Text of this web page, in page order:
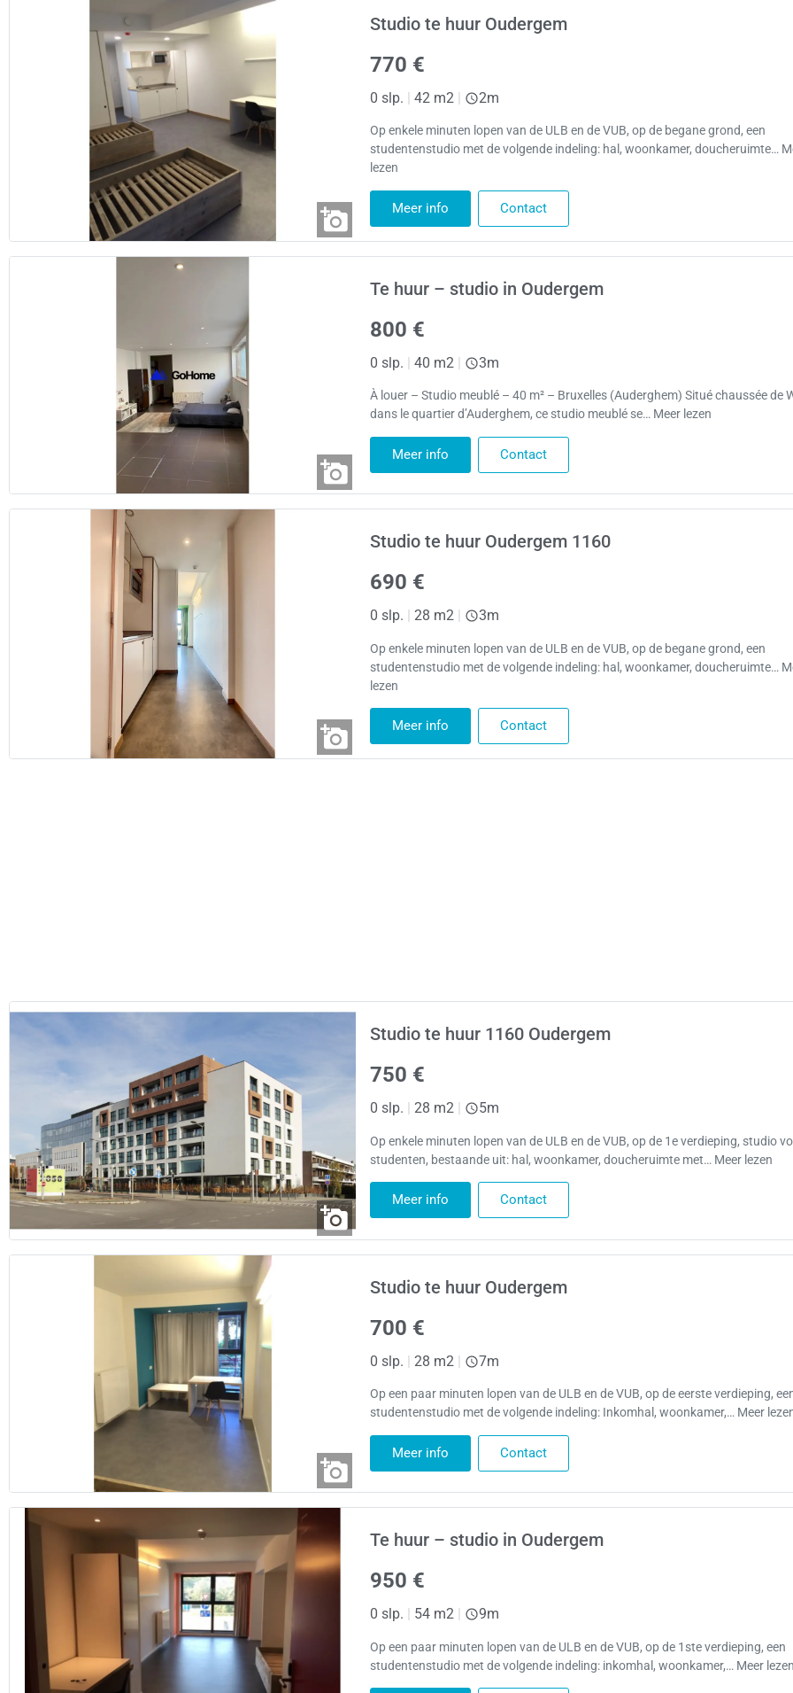
Studio te huur Oudergem
770 €
0 slp. | 42 m2 | 2m
Op enkele minuten lopen van de ULB en de VUB, op de begane grond, een
studentenstudio met de volgende indeling: hal, woonkamer, doucheruimte…
lezen
Meer info Contact
Te huur – studio in Oudergem
800 €
0 slp. | 40 m2 | 3m
À louer – Studio meublé – 40 m² – Bruxelles (Auderghem) Situé chaussée de
dans le quartier d’Auderghem, ce studio meublé se… Meer lezen
Meer info Contact
Studio te huur Oudergem 1160
690 €
0 slp. 28 m2 3m
Op enkele minuten lopen van de ULB en de VUB, op de begane grond, een
studentenstudio met de volgende indeling: hal, woonkamer, doucheruimte…
lezen
Meer info Contact
Studio te huur 1160 Oudergem
750 €
0 slp. 28 m2 5m
Op enkele minuten lopen van de ULB en de VUB, op de 1e verdieping, studio
studenten, bestaande uit: hal, woonkamer, doucheruimte met… Meer lezen
Meer info Contact
Studio te huur Oudergem
700 €
0 slp. | 28 m2 | 7m
Op een paar minuten lopen van de ULB en de VUB, op de eerste verdieping,
studentenstudio met de volgende indeling: Inkomhal, woonkamer,… Meer
Meer info Contact
Te huur – studio in Oudergem
950 €
0 slp. 54 m2 9m
Op een paar minuten lopen van de ULB en de VUB, op de 1ste verdieping, een
studentenstudio met de volgende indeling: inkomhal, woonkamer,… Meer